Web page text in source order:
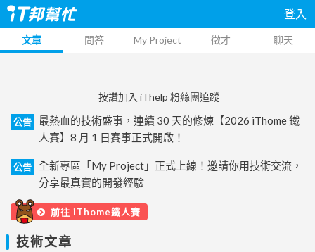
登入
文章 問答 My Project 徵才 聊天
按讚加入 iThelp 粉絲團追蹤
公告
最熱血的技術盛事，連續 30 天的修煉【2026 iThome 鐵
人賽】8 月 1 日賽事正式開啟！
公告
全新專區「My Project」正式上線！邀請你用技術交流，
分享最真實的開發經驗
前往 iThome鐵人賽
技術文章